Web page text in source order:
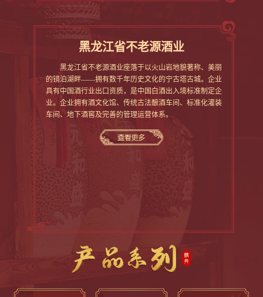
招商加盟
人才招聘
联系我们
黑龙江省不老源酒业
黑龙江省不老源酒业座落于以火山岩地貌著称、美丽
的镜泊湖畔——拥有数千年历史文化的宁古塔古城。企业
具有中国酒行业出口资质，是中国白酒出入境标准制定企
业。企业拥有酒文化馆、传统古法酿酒车间、标准化灌装
车间、地下酒窖及完善的管理运营体系。